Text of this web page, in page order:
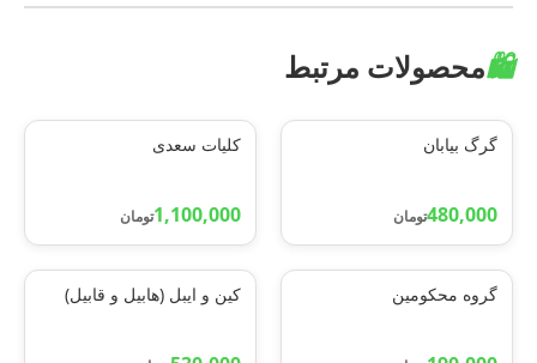
🛍️محصولات مرتبط
گرگ بیابان
480,000تومان
کلیات سعدی
1,100,000تومان
گروه محکومین کین و ایبل (هابیل و قابیل)